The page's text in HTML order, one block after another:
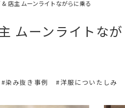
店主 ムーンライトながらに乗る
ムーンライトな
#染み抜き事例 #洋服についたしみ